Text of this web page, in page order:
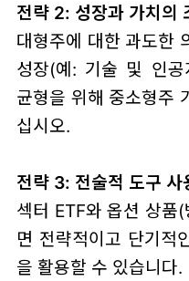
전략 2: 성장과 가치의
대형주에 대한 과도한
성장(예: 기술 및 인공
균형을 위해 중소형주
십시오.
전략 3: 전술적 도구 사
섹터 ETF와 옵션 상품
면 전략적이고 단기적
을 활용할 수 있습니다.